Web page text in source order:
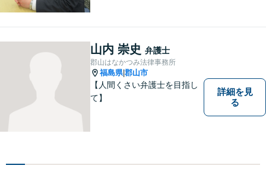
山内 崇史 弁護士
郡山はなかつみ法律事務所
福島県|郡山市
【人間くさい弁護士を目指し
て】
詳細を見
る